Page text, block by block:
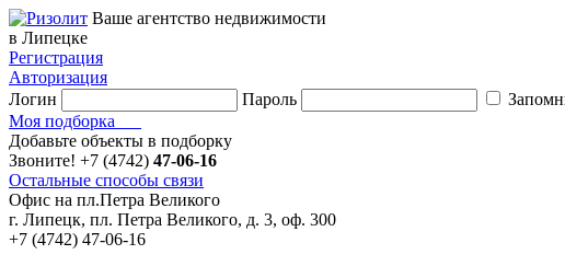
Ваше агентство недвижимости
в Липецке
Регистрация
Авторизация
Логин
Пароль
Моя подборка
Добавьте объекты в подборку
Звоните! +7 (4742) 47-06-16
Остальные способы связи
Офис на пл.Петра Великого
г. Липецк, пл. Петра Великого, д. 3, оф. 300
+7 (4742) 47-06-16